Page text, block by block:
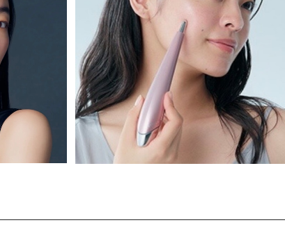
ザー＆EM
ビューティフェイススティック2.0（ステラボー
テ）
¥38,000